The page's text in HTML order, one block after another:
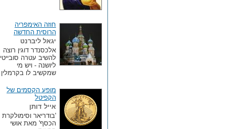
חוזה האימפריה
הרוסית החדשה
יגאל ליברנט
אלכסנדר דוגין רוצה
להשיב עטרה סובייטית
ליושנה - ויש מי
שמקשיב לו בקרמלין
מופע הקסמים של
הקפיטל
אייל דותן
'בודריאר וסימולקרת
הכסף' מאת אושי